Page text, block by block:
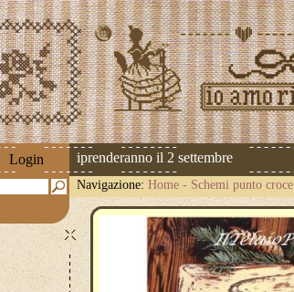
Login riprenderanno il 2 settembre
Navigazione: Home - Schemi punto croce